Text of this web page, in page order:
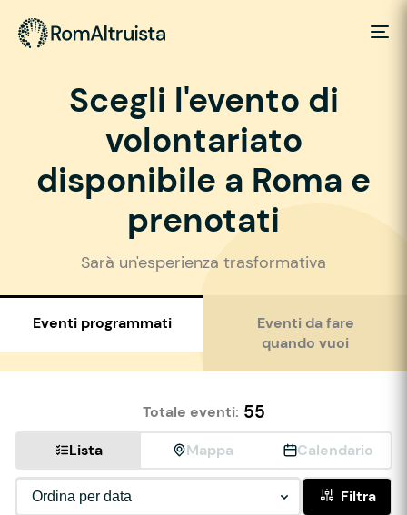
Scegli l'evento di
volontariato
disponibile a Roma e
prenotati
Sarà un'esperienza trasformativa
Eventi programmati
Eventi da fare
quando vuoi
Totale eventi: 55
Lista Mappa Calendario
Filtra